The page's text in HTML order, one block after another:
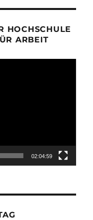
HOCHSCHULE
ARBEIT
02:04:59